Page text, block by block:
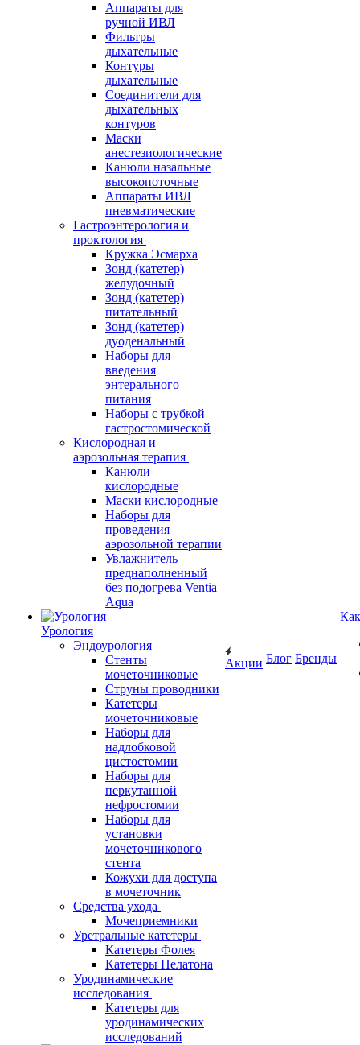
Аппараты для
ручной ИВЛ
Фильтры
дыхательные
Контуры
дыхательные
Соединители для
дыхательных
контуров
Маски
анестезиологические
Канюли назальные
высокопоточные
Аппараты ИВЛ
пневматические
Гастроэнтерология и
проктология
Кружка Эсмарха
Зонд (катетер)
желудочный
Зонд (катетер)
питательный
Зонд (катетер)
дуоденальный
Наборы для
введения
энтерального
питания
Наборы с трубкой
гастростомической
Кислородная и
аэрозольная терапия
Канюли
кислородные
Маски кислородные
Наборы для
проведения
аэрозольной терапии
Увлажнитель
преднаполненный
без подогрева Ventia
Aqua
Урология
Эндоурология
Стенты
мочеточниковые
Струны проводники
Катетеры
мочеточниковые
Наборы для
надлобковой
цистостомии
Наборы для
перкутанной
нефростомии
Наборы для
установки
мочеточникового
стента
Кожухи для доступа
в мочеточник
Средства ухода
Мочеприемники
Уретральные катетеры
Катетеры Фолея
Катетеры Нелатона
Уродинамические
исследования
Катетеры для
уродинамических
исследований
Акции Блог Бренды